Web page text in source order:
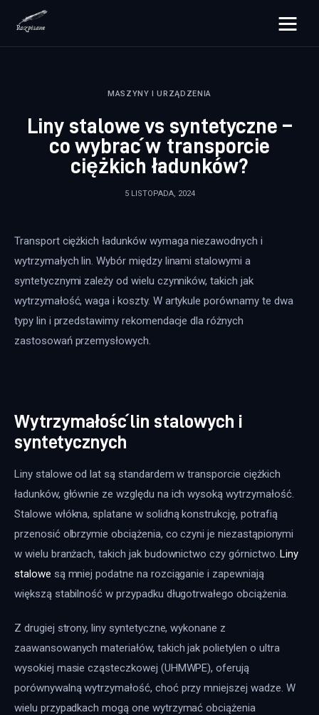
rozpisane.pl
Lifestyle
Zdrowie
Uroda
Więcej
MASZYNY I URZĄDZENIA
Liny stalowe vs syntetyczne –
co wybrać w transporcie
ciężkich ładunków?
5 LISTOPADA, 2024
Transport ciężkich ładunków wymaga niezawodnych i
wytrzymałych lin. Wybór między linami stalowymi a
syntetycznymi zależy od wielu czynników, takich jak
wytrzymałość, waga i koszty. W artykule porównamy te dwa
typy lin i przedstawimy rekomendacje dla różnych
zastosowań przemysłowych.
Wytrzymałość lin stalowych i
syntetycznych
Liny stalowe od lat są standardem w transporcie ciężkich
ładunków, głównie ze względu na ich wysoką wytrzymałość.
Stalowe włókna, splatane w solidną konstrukcję, potrafią
przenosić olbrzymie obciążenia, co czyni je niezastąpionymi
w wielu branżach, takich jak budownictwo czy górnictwo. Liny
stalowe są mniej podatne na rozciąganie i zapewniają
większą stabilność w przypadku długotrwałego obciążenia.
Z drugiej strony, liny syntetyczne, wykonane z
zaawansowanych materiałów, takich jak polietylen o ultra
wysokiej masie cząsteczkowej (UHMWPE), oferują
porównywalną wytrzymałość, choć przy mniejszej wadze. W
wielu przypadkach mogą one wytrzymać obciążenia